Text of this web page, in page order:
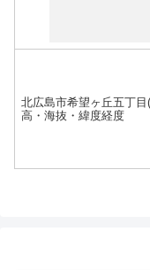
北広島市希望ヶ丘五丁
高・海抜・緯度経度